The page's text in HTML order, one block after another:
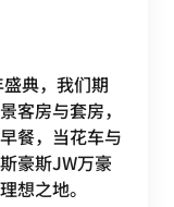
典，我们期
客房与套房，
餐，当花车与
豪斯JW万豪
想之地。